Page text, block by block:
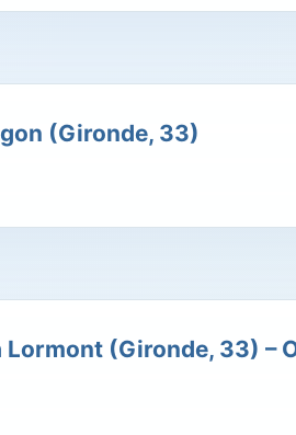
(Gironde, 33)
(Gironde, 33) –